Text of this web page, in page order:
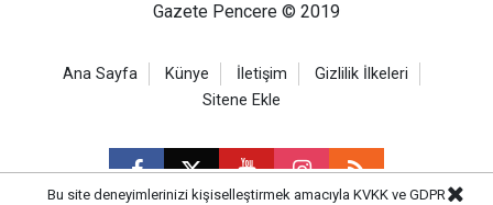
Gazete Pencere © 2019
Ana Sayfa Künye İletişim
Gizlilik İlkeleri
Sitene Ekle
Bu site deneyimlerinizi kişiselleştirmek amacıyla KVKK ve GDPR